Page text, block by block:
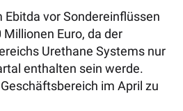
Ebitda vor Sondereinflüssen
Euro, da der
Urethane Systems nur
enthalten sein werde.
im April zu